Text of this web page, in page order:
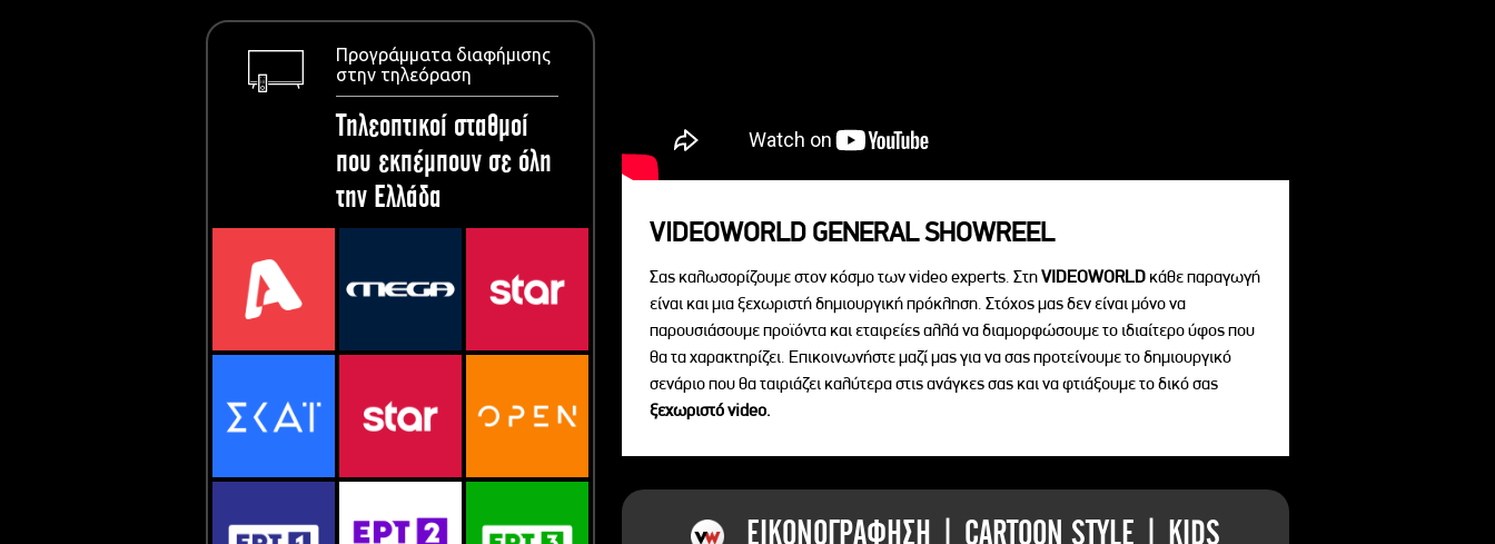
Προγράμματα διαφήμισης
στην τηλεόραση
Τηλεοπτικοί σταθμοί
που εκπέμπουν σε όλη
την Ελλάδα
VIDEOWORLD GENERAL SHOWREEL
Σας καλωσορίζουμε στον κόσμο των video experts. ΣτηVIDEOWORLD κάθε παραγωγή
είναι και μια ξεχωριστή δημιουργική πρόκληση. Στόχος μας δεν είναι μόνο να
παρουσιάσουμε προϊόντα και εταιρείες αλλά να διαμορφώσουμε το ιδιαίτερο ύφος που
θα τα χαρακτηρίζει. Επικοινωνήστε μαζί μας για να σας προτείνουμε το δημιουργικό
σενάριο που θα ταιριάζει καλύτερα στις ανάγκες σας και να φτιάξουμε το δικό σας
ξεχωριστό videο.
ΕΙΚΟΝΟΓΡΑΦΗΣΗ | CARTOON STYLE | KIDS